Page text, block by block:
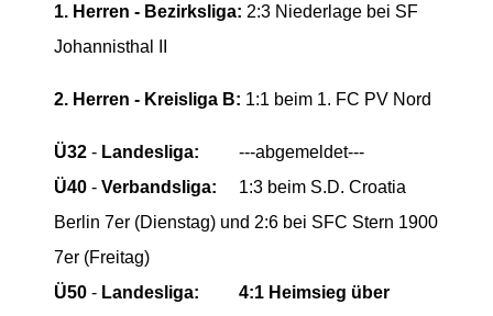
1. Herren - Bezirksliga: 2:3 Niederlage bei SF
Johannisthal II
2. Herren - Kreisliga B: 1:1 beim 1. FC PV Nord
Ü32 - Landesliga: ---abgemeldet---
Ü40 - Verbandsliga: 1:3 beim S.D. Croatia
Berlin 7er (Dienstag) und 2:6 bei SFC Stern 1900
7er (Freitag)
Ü50 - Landesliga:
4:1 Heimsieg über